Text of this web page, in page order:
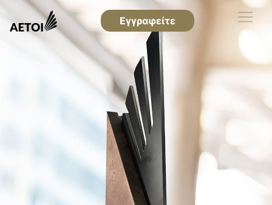
Εγγραφείτε